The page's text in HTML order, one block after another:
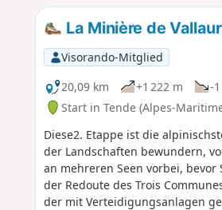
La Minière de
Visorando-Mitglied
20,09 km
+1 222 m -
Start in Tende (Alpes-
Diese2. Etappe ist die
der Landschaften bewundern,
an mehreren Seen vorbei,
der Redoute des Trois
der mit Verteidigungsanlagen